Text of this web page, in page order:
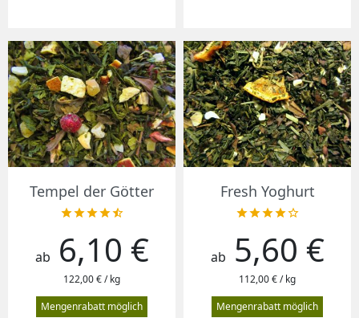
Tempel der Götter

Preis
ab 6,10 €
122,00 € / kg
Mengenrabatt möglich
Fresh Yoghurt

Preis
ab 5,60 €
112,00 € / kg
Mengenrabatt möglich